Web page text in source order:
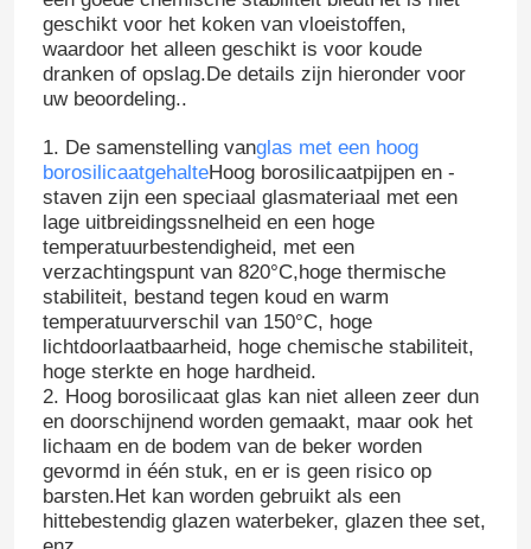
geschikt voor het koken van vloeistoffen,
waardoor het alleen geschikt is voor koude
dranken of opslag.De details zijn hieronder voor
uw beoordeling..
1. De samenstelling vanglas met een hoog
borosilicaatgehalteHoog borosilicaatpijpen en -
staven zijn een speciaal glasmateriaal met een
lage uitbreidingssnelheid en een hoge
temperatuurbestendigheid, met een
verzachtingspunt van 820°C,hoge thermische
stabiliteit, bestand tegen koud en warm
temperatuurverschil van 150°C, hoge
lichtdoorlaatbaarheid, hoge chemische stabiliteit,
hoge sterkte en hoge hardheid.
2. Hoog borosilicaat glas kan niet alleen zeer dun
en doorschijnend worden gemaakt, maar ook het
lichaam en de bodem van de beker worden
gevormd in één stuk, en er is geen risico op
barsten.Het kan worden gebruikt als een
hittebestendig glazen waterbeker, glazen thee set,